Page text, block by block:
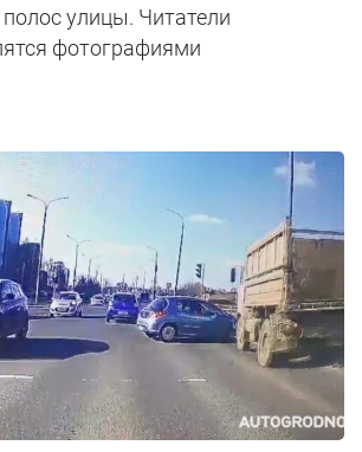
улицы. Читатели
фотографиями